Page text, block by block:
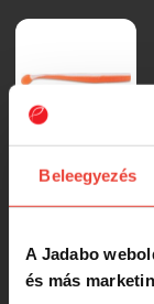
Beleegyezés
A Jadabo
és más